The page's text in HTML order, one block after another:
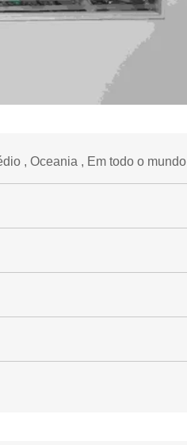
, Oceania , Em todo o mundo